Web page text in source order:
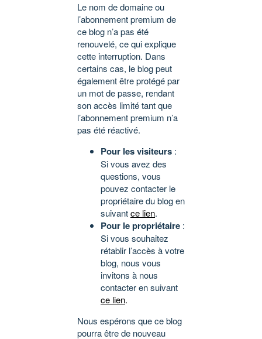
Le nom de domaine ou
l’abonnement premium de
ce blog n’a pas été
renouvelé, ce qui explique
cette interruption. Dans
certains cas, le blog peut
également être protégé par
un mot de passe, rendant
son accès limité tant que
l’abonnement premium n’a
pas été réactivé.
Pour les visiteurs :
Si vous avez des
questions, vous
pouvez contacter le
propriétaire du blog en
suivantce lien.
Pour le propriétaire :
Si vous souhaitez
rétablir l’accès à votre
blog, nous vous
invitons à nous
contacter en suivant
ce lien.
Nous espérons que ce blog
pourra être de nouveau